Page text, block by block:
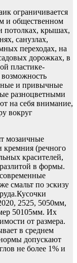
ограничивается
и общественном
потолках, крышах,
санузлах,
переходах, на
дорожках, в
пластике-
возможность
и привычные
разноцветными
на себя внимание,
вокруг
мозаичные
кремния (речного
красителей,
в формы.
смальт по эскизу
2525, 5050мм,
50105мм. Их
от размера.
в среднем
допускают
не более 1% и